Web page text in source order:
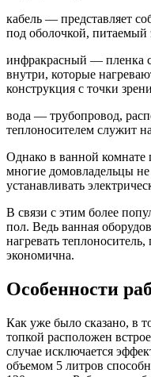
кабель — представляет
под оболочкой, питаемый
инфракрасный — пленка
внутри, которые
конструкция с точки
вода — трубопровод,
теплоносителем служит
Однако в ванной
многие домовладельцы
устанавливать
В связи с этим более
пол. Ведь ванная
нагревать
экономична.
Особенности
Как уже было сказано, в
топкой расположен
случае исключается
объемом 5 литров